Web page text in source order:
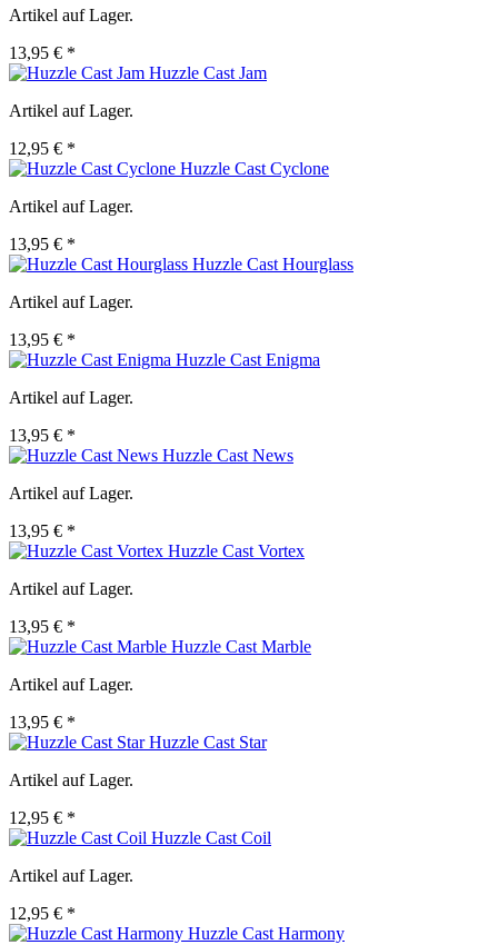
Artikel auf Lager.
13,95 € *
Huzzle Cast Jam
Artikel auf Lager.
12,95 € *
Huzzle Cast Cyclone
Artikel auf Lager.
13,95 € *
Huzzle Cast Hourglass
Artikel auf Lager.
13,95 € *
Huzzle Cast Enigma
Artikel auf Lager.
13,95 € *
Huzzle Cast News
Artikel auf Lager.
13,95 € *
Huzzle Cast Vortex
Artikel auf Lager.
13,95 € *
Huzzle Cast Marble
Artikel auf Lager.
13,95 € *
Huzzle Cast Star
Artikel auf Lager.
12,95 € *
Huzzle Cast Coil
Artikel auf Lager.
12,95 € *
Huzzle Cast Harmony